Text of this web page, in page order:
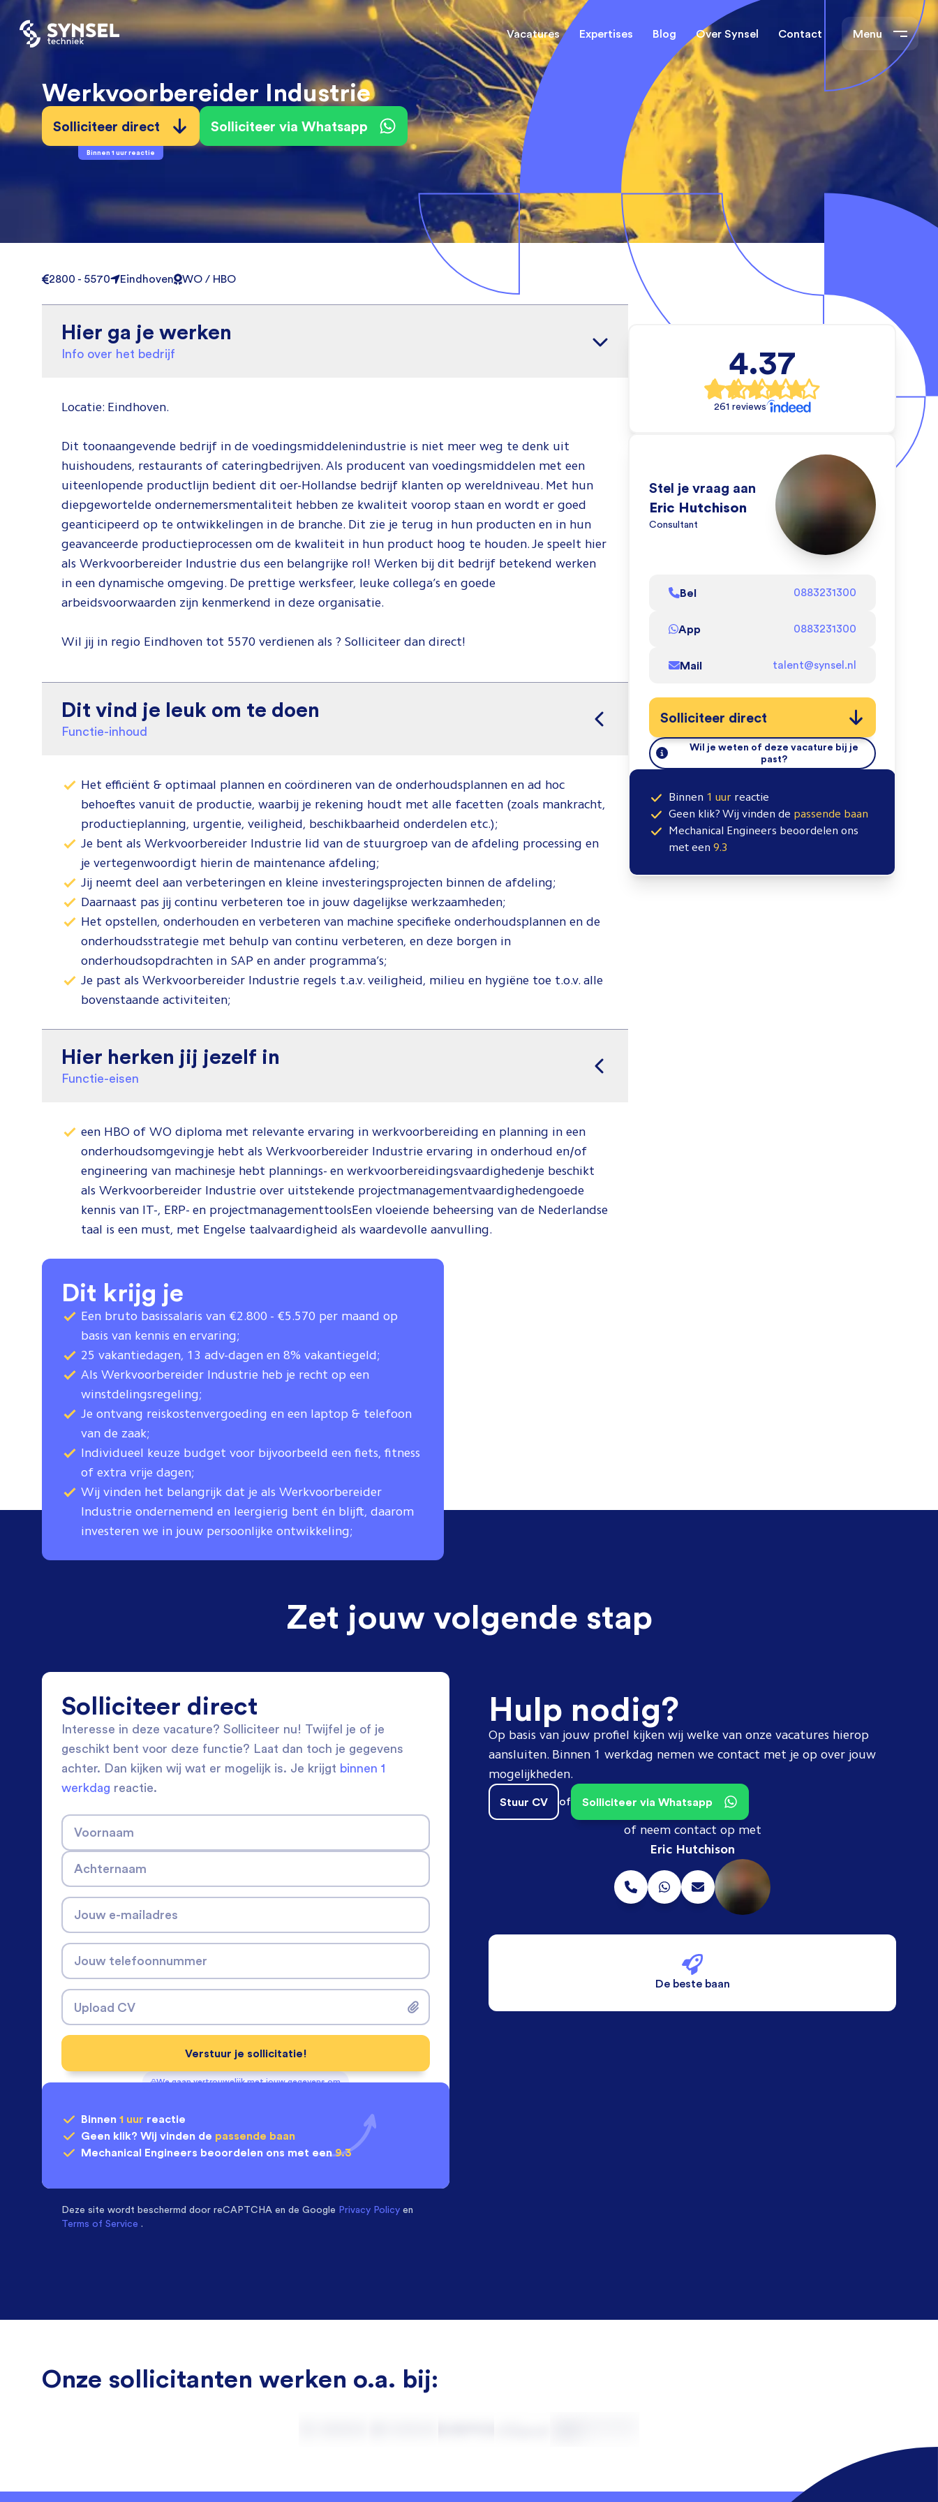
Vacatures
(Field) Service Engineers Mechanical Engineers
Software & Electrical
Engineers
Monteurs Technische
Monteurs binnendienst Installatietechniek
Technisch-Commercieel Operators
Expertises
(Field) Service Engineers Mechanical Engineers
Software & Electrical
Engineers
Monteurs Technische
Dienst
Monteurs binnendienst
Blog Over Synsel Contact Menu
Werkvoorbereider Industrie
Solliciteer direct
Binnen 1 uur reactie
Solliciteer via Whatsapp
voor
je dat kan doen.
Check de video
om te zien hoe wij
dat doen!
Speel af
2800 - 5570 Eindhoven WO / HBO
Hier ga je werken
Info over het bedrijf
Locatie: Eindhoven.
Dit toonaangevende bedrijf in de voedingsmiddelenindustrie is niet meer weg te denk uit
huishoudens, restaurants of cateringbedrijven. Als producent van voedingsmiddelen met een
uiteenlopende productlijn bedient dit oer-Hollandse bedrijf klanten op wereldniveau. Met hun
diepgewortelde ondernemersmentaliteit hebben ze kwaliteit voorop staan en wordt er goed
geanticipeerd op te ontwikkelingen in de branche. Dit zie je terug in hun producten en in hun
geavanceerde productieprocessen om de kwaliteit in hun product hoog te houden. Je speelt hier
als Werkvoorbereider Industrie dus een belangrijke rol! Werken bij dit bedrijf betekend werken
in een dynamische omgeving. De prettige werksfeer, leuke collega’s en goede
arbeidsvoorwaarden zijn kenmerkend in deze organisatie.
Wil jij in regio Eindhoven tot 5570 verdienen als ? Solliciteer dan direct!
Dit vind je leuk om te doen
Functie-inhoud
Het efficiënt & optimaal plannen en coördineren van de onderhoudsplannen en ad hoc
behoeftes vanuit de productie, waarbij je rekening houdt met alle facetten (zoals mankracht,
productieplanning, urgentie, veiligheid, beschikbaarheid onderdelen etc.);
Je bent als Werkvoorbereider Industrie lid van de stuurgroep van de afdeling processing en
je vertegenwoordigt hierin de maintenance afdeling;
Jij neemt deel aan verbeteringen en kleine investeringsprojecten binnen de afdeling;
Daarnaast pas jij continu verbeteren toe in jouw dagelijkse werkzaamheden;
Het opstellen, onderhouden en verbeteren van machine specifieke onderhoudsplannen en de
onderhoudsstrategie met behulp van continu verbeteren, en deze borgen in
onderhoudsopdrachten in SAP en ander programma’s;
Je past als Werkvoorbereider Industrie regels t.a.v. veiligheid, milieu en hygiëne toe t.o.v. alle
bovenstaande activiteiten;
Hier herken jij jezelf in
Functie-eisen
een HBO of WO diploma met relevante ervaring in werkvoorbereiding en planning in een
onderhoudsomgevingje hebt als Werkvoorbereider Industrie ervaring in onderhoud en/of
engineering van machinesje hebt plannings- en werkvoorbereidingsvaardighedenje beschikt
als Werkvoorbereider Industrie over uitstekende projectmanagementvaardighedengoede
kennis van IT-, ERP- en projectmanagementtoolsEen vloeiende beheersing van de Nederlandse
taal is een must, met Engelse taalvaardigheid als waardevolle aanvulling.
Dit krijg je
Een bruto basissalaris van €2.800 - €5.570 per maand op
basis van kennis en ervaring;
25 vakantiedagen, 13 adv-dagen en 8% vakantiegeld;
Als Werkvoorbereider Industrie heb je recht op een
winstdelingsregeling;
Je ontvang reiskostenvergoeding en een laptop & telefoon
van de zaak;
Individueel keuze budget voor bijvoorbeeld een fiets, fitness
of extra vrije dagen;
Wij vinden het belangrijk dat je als Werkvoorbereider
Industrie ondernemend en leergierig bent én blijft, daarom
investeren we in jouw persoonlijke ontwikkeling;
4.37
261 reviews
Stel je vraag aan
Eric Hutchison
Consultant
Bel 0883231300
App 0883231300
Mail talent@synsel.nl
Solliciteer direct
Wil je weten of deze vacature bij je
past?
Binnen 1 uur reactie
Geen klik? Wij vinden de passende baan
Mechanical Engineers beoordelen ons
met een 9.3
Zet jouw volgende stap
Solliciteer direct
Interesse in deze vacature? Solliciteer nu! Twijfel je of je
geschikt bent voor deze functie? Laat dan toch je gegevens
achter. Dan kijken wij wat er mogelijk is. Je krijgt binnen 1
werkdag reactie.
Voornaam
Achternaam
Jouw e-mailadres
Jouw telefoonnummer
Upload CV
We gaan vertrouwelijk met jouw gegevens om
Verstuur je sollicitatie!
Binnen 1 uur reactie
Geen klik? Wij vinden de passende baan
Mechanical Engineers beoordelen ons met een 9.3
Deze site wordt beschermd door reCAPTCHA en de Google Privacy Policy en
Terms of Service .
Hulp nodig?
Op basis van jouw profiel kijken wij welke van onze vacatures hierop
aansluiten. Binnen 1 werkdag nemen we contact met je op over jouw
mogelijkheden.
Stuur CV of Solliciteer via Whatsapp
of neem contact op met
Eric Hutchison
De beste baan
Onze sollicitanten werken o.a. bij: